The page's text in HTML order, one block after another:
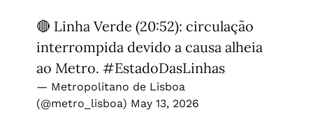
🔴 Linha Verde (20:52): circulação
interrompida devido a causa alheia
ao Metro. #EstadoDasLinhas
— Metropolitano de Lisboa
(@metro_lisboa) May 13, 2026